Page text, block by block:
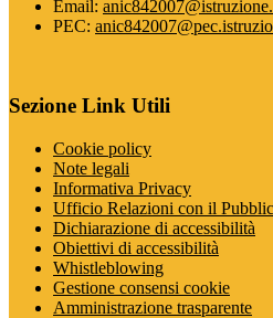
Email:
PEC:
Sezione Link Utili
Cookie policy
Note legali
Informativa Privacy
Ufficio Relazioni con il
Dichiarazione di accessibilità
Obiettivi di accessibilità
Whistleblowing
Gestione consensi cookie
Amministrazione trasparente